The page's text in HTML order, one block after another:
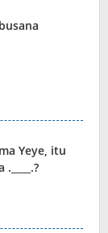
Yeye, itu